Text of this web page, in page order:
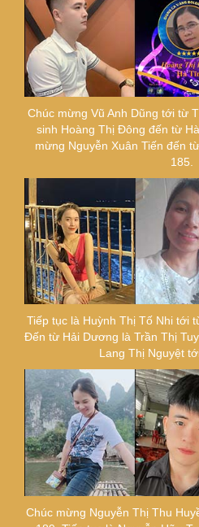
Chúc mừng Vũ Anh Dũng tới từ
sinh Hoàng Thị Đông đến từ
mừng Nguyễn Xuân Tiến đến
185.
Tiếp tục là Huỳnh Thị Tố Nhi tới
Đến từ Hải Dương là Trần Thị
Lang Thị Nguyệt
Chúc mừng Nguyễn Thị Thu